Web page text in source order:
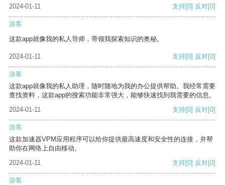
2024-01-11
支持[0] 反对[0]
游客
这款app就像我的私人导师，带领我探索知识的奥秘。
2024-01-11 支持[0] 反对[0]
游客
这款app就像我的私人助理，随时随地为我的办公提供帮助。我经常需要
查找资料，这款app的搜索功能非常强大，能够快速找到我需要的信息。
2024-01-11
支持[0] 反对[0]
游客
这款加速器VPM应用程序可以给你提供最高速度和安全性的连接，并帮
助你在网络上自由移动。
2024-01-11
支持[0] 反对[0]
游客